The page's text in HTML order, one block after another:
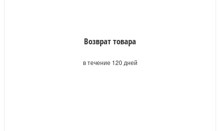
Возврат товара
в течение 120 дней